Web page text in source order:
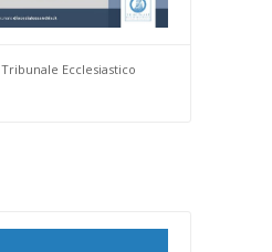
Tribunale Ecclesiastico